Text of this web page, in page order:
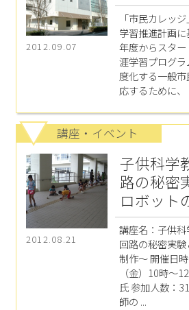
2012.09.07
「市民カレッ
学習推進計画
年度からスタ
涯学習プログ
度化する一般
応するために、
講座・イベント
2012.08.21
子供科学
路の秘密
ロボット
講座名：子
回路の秘密実
制作～ 開催日
（金）10時～
氏 参加人数：
師の ...